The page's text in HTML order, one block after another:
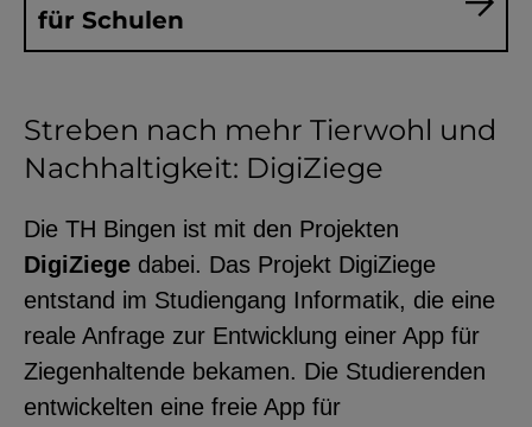
für Schulen
Streben nach mehr Tierwohl und
Nachhaltigkeit: DigiZiege
Die TH Bingen ist mit den Projekten
DigiZiege dabei. Das Projekt DigiZiege
entstand im Studiengang Informatik, die eine
reale Anfrage zur Entwicklung einer App für
Ziegenhaltende bekamen. Die Studierenden
entwickelten eine freie App für